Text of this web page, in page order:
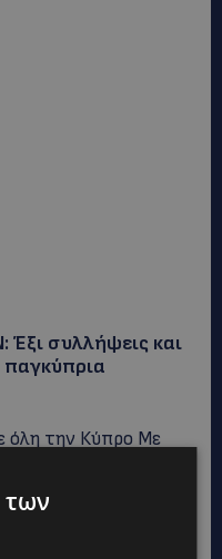
Έξι συλλήψεις και
παγκύπρια
την Κύπρο Με
Αστυνομία το βράδυ...
των